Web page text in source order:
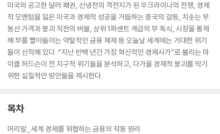
미국의 공고한 달러 패권, 신냉전의 격전지가 된 우크라이나의 전쟁, 경제
적 모멘텀을 잃은 미국과 경제적 성공을 거듭하는 중국의 갈등, 치솟는 부
동산 가격과 붕괴 직전의 버블, 상위 1퍼센트 계급의 부 독식, 시장을 통제
해 부를 빨아들이는 약탈적인 금융 체제 등 오늘날 세계에는 거대한 위기
들이 산적해 있다. “지난 반백 년간 가장 혁신적인 경제사가”로 불리는 마
이클 허드슨이 전 지구적 위기들을 분석하고, 다가올 경제적 붕괴를 막기
위한 실질적인 방안들을 제시한다.
목차
머리말_세계 경제를 위협하는 금융의 작동 원리